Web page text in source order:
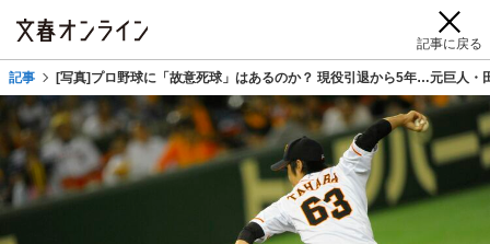
記事に戻る
記事 [写真]プロ野球に「故意死球」はあるのか？ 現役引退から5年…元巨人